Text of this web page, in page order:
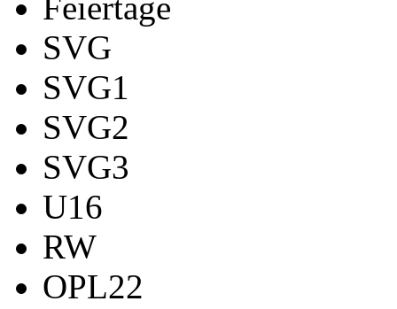
Feiertage
SVG
SVG1
SVG2
SVG3
U16
RW
OPL22